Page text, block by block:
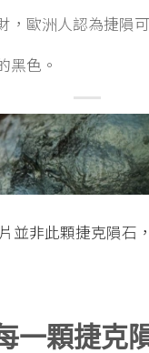
歐洲人認為捷隕
黑色。
並非此顆捷克隕石
一顆捷克